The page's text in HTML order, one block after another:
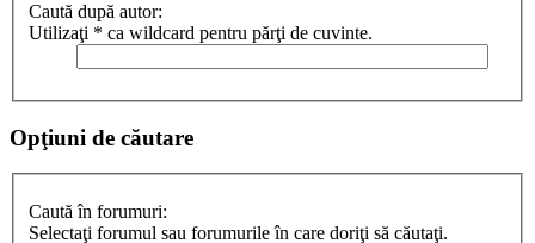
Caută după autor:
Utilizaţi * ca wildcard pentru părţi de cuvinte.
Opţiuni de căutare
Caută în forumuri:
Selectaţi forumul sau forumurile în care doriţi să căutaţi.